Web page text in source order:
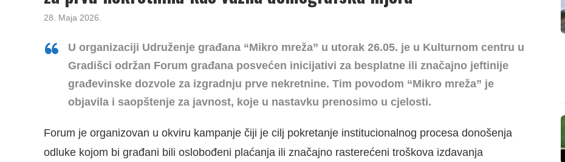
28. Maja 2026.
U organizaciji Udruženje građana “Mikro mreža” u utorak 26.05. je u Kulturnom centru u
Gradišci održan Forum građana posvećen inicijativi za besplatne ili značajno jeftinije
građevinske dozvole za izgradnju prve nekretnine. Tim povodom “Mikro mreža” je
objavila i saopštenje za javnost, koje u nastavku prenosimo u cjelosti.
Forum je organizovan u okviru kampanje čiji je cilj pokretanje institucionalnog procesa donošenja
odluke kojom bi građani bili oslobođeni plaćanja ili značajno rasterećeni troškova izdavanja